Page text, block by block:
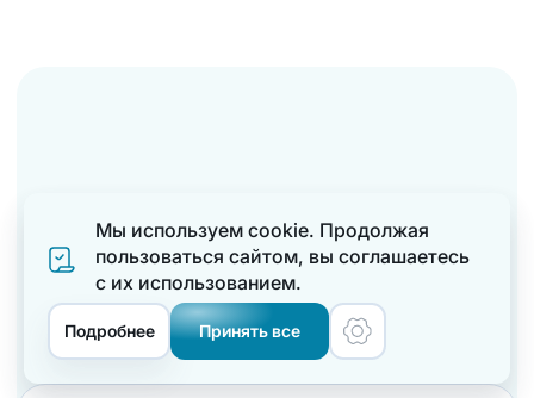
Мы используем cookie. Продолжая
пользоваться сайтом, вы соглашаетеcь
с их использованием.
Подробнее Принять все